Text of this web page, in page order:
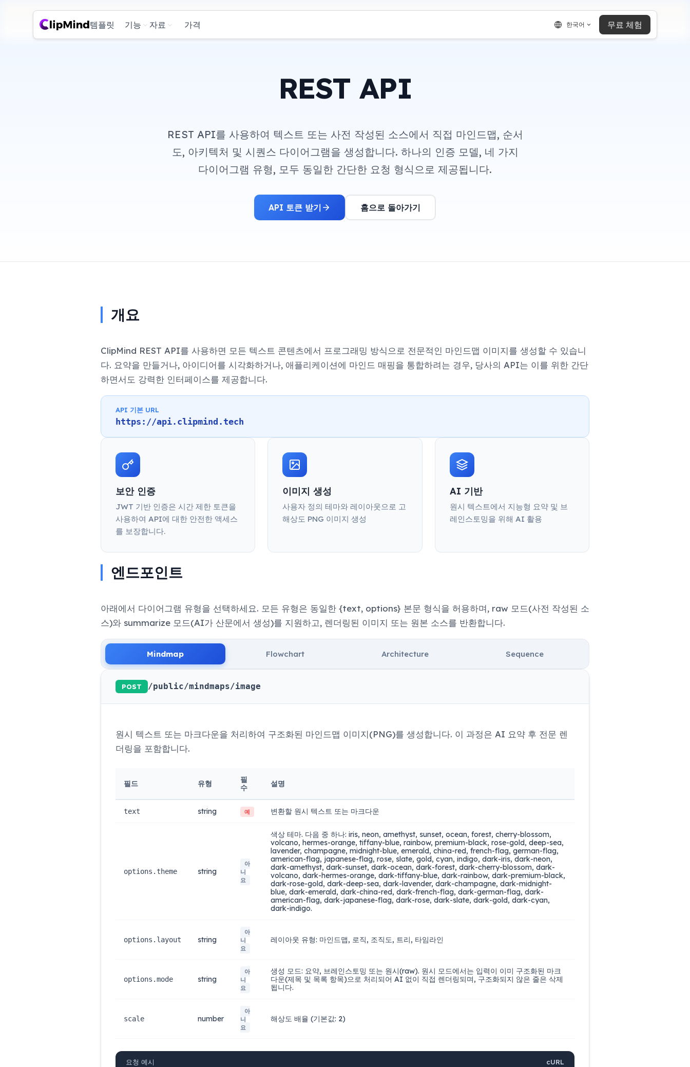
템플릿 기능 자료 가격 한국어 무료 체험
REST API
REST API를 사용하여 텍스트 또는 사전 작성된 소스에서 직접 마인드맵, 순서
도, 아키텍처 및 시퀀스 다이어그램을 생성합니다. 하나의 인증 모델, 네 가지
다이어그램 유형, 모두 동일한 간단한 요청 형식으로 제공됩니다.
API 토큰 받기 홈으로 돌아가기
개요
ClipMind REST API를 사용하면 모든 텍스트 콘텐츠에서 프로그래밍 방식으로 전문적인 마인드맵 이미지를 생성할 수 있습니
다. 요약을 만들거나, 아이디어를 시각화하거나, 애플리케이션에 마인드 매핑을 통합하려는 경우, 당사의 API는 이를 위한 간단
하면서도 강력한 인터페이스를 제공합니다.
API 기본 URL
https://api.clipmind.tech
보안 인증
JWT 기반 인증은 시간 제한 토큰을
사용하여 API에 대한 안전한 액세스
를 보장합니다.
이미지 생성
사용자 정의 테마와 레이아웃으로 고
해상도 PNG 이미지 생성
AI 기반
원시 텍스트에서 지능형 요약 및 브
레인스토밍을 위해 AI 활용
엔드포인트
아래에서 다이어그램 유형을 선택하세요. 모든 유형은 동일한 {text, options} 본문 형식을 허용하며, raw 모드(사전 작성된 소
스)와 summarize 모드(AI가 산문에서 생성)를 지원하고, 렌더링된 이미지 또는 원본 소스를 반환합니다.
Mindmap Flowchart Architecture Sequence
POST /public/mindmaps/image
원시 텍스트 또는 마크다운을 처리하여 구조화된 마인드맵 이미지(PNG)를 생성합니다. 이 과정은 AI 요약 후 전문 렌
더링을 포함합니다.
필드 유형
필
수
설명
text string 예 변환할 원시 텍스트 또는 마크다운
options.theme string
아
니
요
색상 테마. 다음 중 하나: iris, neon, amethyst, sunset, ocean, forest, cherry-blossom,
volcano, hermes-orange, tiffany-blue, rainbow, premium-black, rose-gold, deep-sea,
lavender, champagne, midnight-blue, emerald, china-red, french-flag, german-flag,
american-flag, japanese-flag, rose, slate, gold, cyan, indigo, dark-iris, dark-neon,
dark-amethyst, dark-sunset, dark-ocean, dark-forest, dark-cherry-blossom, dark-
volcano, dark-hermes-orange, dark-tiffany-blue, dark-rainbow, dark-premium-black,
dark-rose-gold, dark-deep-sea, dark-lavender, dark-champagne, dark-midnight-
blue, dark-emerald, dark-china-red, dark-french-flag, dark-german-flag, dark-
american-flag, dark-japanese-flag, dark-rose, dark-slate, dark-gold, dark-cyan,
dark-indigo.
options.layout string
아
니
요
레이아웃 유형: 마인드맵, 로직, 조직도, 트리, 타임라인
options.mode string
아
니
요
생성 모드: 요약, 브레인스토밍 또는 원시(raw). 원시 모드에서는 입력이 이미 구조화된 마크
다운(제목 및 목록 항목)으로 처리되어 AI 없이 직접 렌더링되며, 구조화되지 않은 줄은 삭제
됩니다.
scale number
아
니
요
해상도 배율 (기본값: 2)
요청 예시 cURL